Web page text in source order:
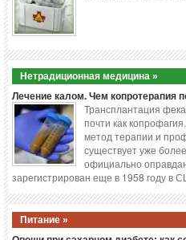
Нетрадиционная медицина »
Лечение калом. Чем копротерапия
Трансплантация
почти как
метод терапии и
существует уже
официально
зарегистрирован еще в 1958 году в
Питание »